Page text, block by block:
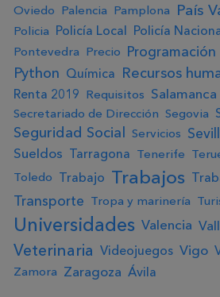
Oviedo Palencia Pamplona País
Policia Policía Local Policía
Pontevedra Precio Programación
Python Química Recursos
Renta 2019 Requisitos Salamanca
Secretariado de Dirección Segovia
Seguridad Social Servicios
Sueldos Tarragona Tenerife
Toledo Trabajo Trabajos
Transporte Tropa y marinería
Universidades Valencia
Veterinaria Videojuegos Vigo
Zamora Zaragoza Ávila